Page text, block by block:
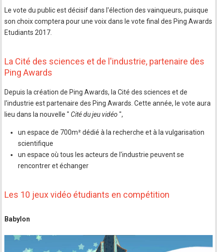
Le vote du public est décisif dans l'élection des vainqueurs, puisque
son choix comptera pour une voix dans le vote final des Ping Awards
Etudiants 2017.
La Cité des sciences et de l'industrie, partenaire des
Ping Awards
Depuis la création de Ping Awards, la Cité des sciences et de
l'industrie est partenaire des Ping Awards. Cette année, le vote aura
lieu dans la nouvelle " Cité du jeu vidéo",
un espace de 700m² dédié à la recherche et à la vulgarisation
scientifique
un espace où tous les acteurs de l'industrie peuvent se
rencontrer et échanger
Les 10 jeux vidéo étudiants en compétition
Babylon